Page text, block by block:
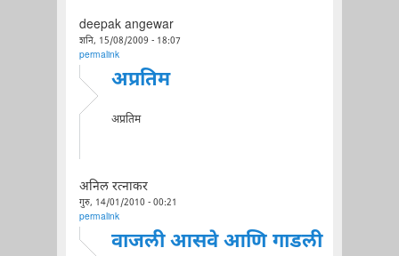
deepak angewar
शनि, 15/08/2009 - 18:07
permalink
अप्रतिम
अप्रतिम
अनिल रत्नाकर
गुरु, 14/01/2010 - 00:21
permalink
वाजली आसवे आणि गाडली